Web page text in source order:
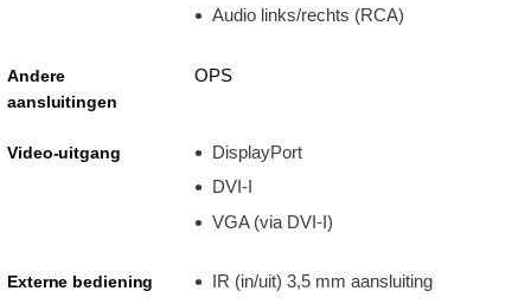
Audio links/rechts (RCA)
Andere
aansluitingen
OPS
Video-uitgang
DisplayPort
DVI-I
VGA (via DVI-I)
Externe bediening
IR (in/uit) 3,5 mm aansluiting